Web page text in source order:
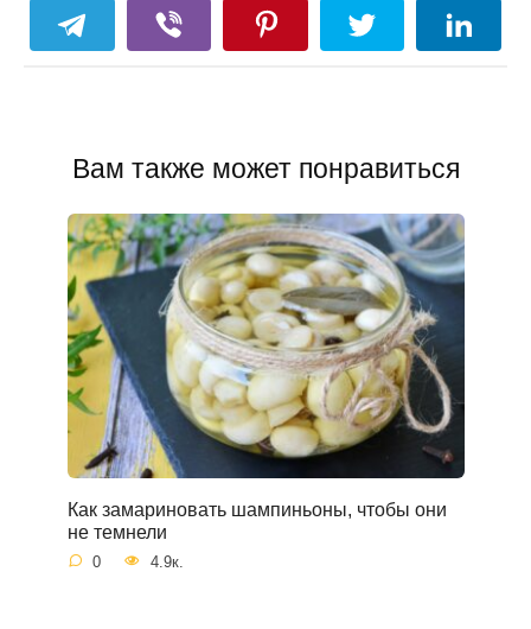
Вам также может понравиться
Как замариновать шампиньоны, чтобы они
не темнели
0 4.9к.